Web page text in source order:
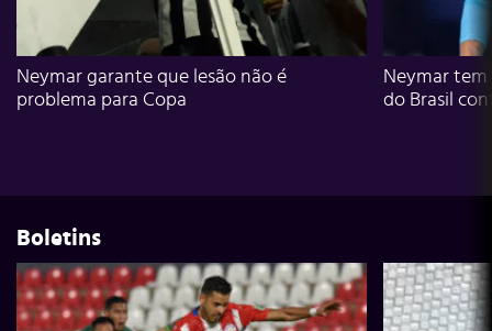
Neymar garante que lesão não é
problema para Copa
Neymar
do Brasil
Boletins